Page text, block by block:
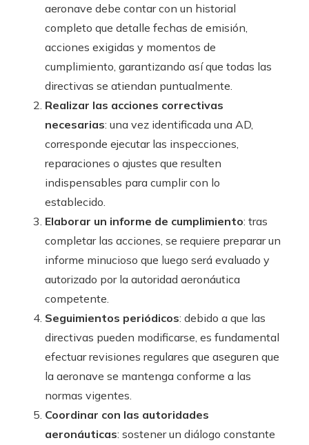
aeronave debe contar con un historial
completo que detalle fechas de emisión,
acciones exigidas y momentos de
cumplimiento, garantizando así que todas las
directivas se atiendan puntualmente.
Realizar las acciones correctivas
necesarias: una vez identificada una AD,
corresponde ejecutar las inspecciones,
reparaciones o ajustes que resulten
indispensables para cumplir con lo
establecido.
Elaborar un informe de cumplimiento: tras
completar las acciones, se requiere preparar un
informe minucioso que luego será evaluado y
autorizado por la autoridad aeronáutica
competente.
Seguimientos periódicos: debido a que las
directivas pueden modificarse, es fundamental
efectuar revisiones regulares que aseguren que
la aeronave se mantenga conforme a las
normas vigentes.
Coordinar con las autoridades
aeronáuticas: sostener un diálogo constante